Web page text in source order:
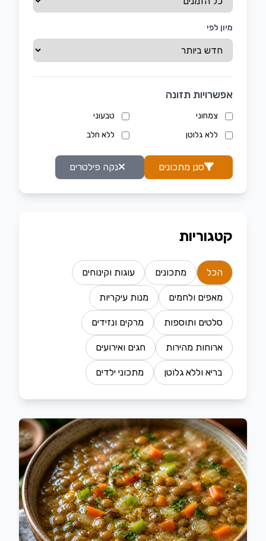
מיון לפי
אפשרויות תזונה
צמחוני
טבעוני
ללא גלוטן
ללא חלב
סנן מתכונים נקה פילטרים
קטגוריות
הכל מתכונים עוגות וקינוחים
מאפים ולחמים מנות עיקריות
סלטים ותוספות מרקים ונזידים
ארוחות מהירות חגים ואירועים
בריא וללא גלוטן מתכוני ילדים